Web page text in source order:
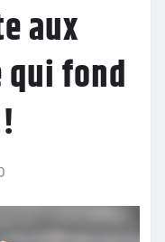
aux
qui fond